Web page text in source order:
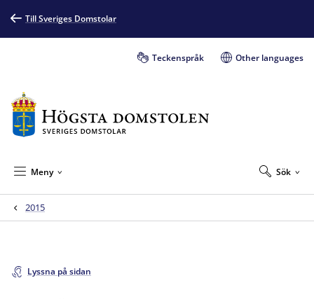
Till Sveriges Domstolar
Teckenspråk Other languages
Sök
Meny
2015
Lyssna på sidan